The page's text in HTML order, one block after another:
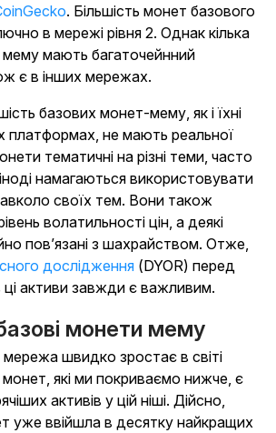
. Більшість монет базового
в мережі рівня 2. Однак кілька
мають багаточейнний
є в інших мережах.
базових монет-мему, як і їхні
платформах, не мають реальної
тематичні на різні теми, часто
намагаються використовувати
своїх тем. Вони також
волатильності цін, а деякі
пов’язані з шахрайством. Отже,
дослідження (DYOR) перед
ці активи завжди є важливим.
монети мему
мережа швидко зростає в світі
які ми покриваємо нижче, є
активів у цій ніші. Дійсно,
уже ввійшла в десятку найкращих